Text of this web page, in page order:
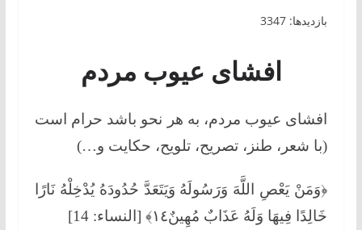
بازدیدها: 3347
افشای عیوب مردم
افشای عیوب مردم، به هر نحو باشد حرام است
(با شعر، طنز، تصریح، تلویح، حکایت و…)
﴿وَمَنْ يَعْصِ اللَّهَ وَرَسُولَهُ وَيَتَعَدَّ حُدُودَهُ يُدْخِلْهُ نَارًا
خَالِدًا فِيهَا وَلَهُ عَذَابٌ مُهِينٌ١٤﴾ [النساء: 14]